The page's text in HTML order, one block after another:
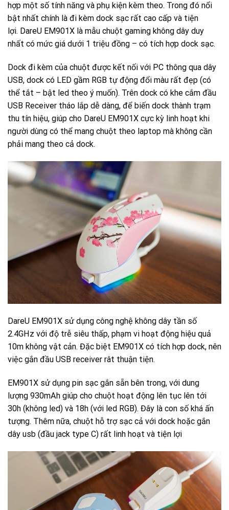
hợp một số tính năng và phụ kiện kèm theo. Trong đó nổi
bật nhất chính là đi kèm dock sạc rất cao cấp và tiện
lợi. DareU EM901X là mẫu chuột gaming không dây duy
nhất có mức giá dưới 1 triệu đồng – có tích hợp dock sạc.
Dock đi kèm của chuột được kết nối với PC thông qua dây
USB, dock có LED gầm RGB tự động đổi màu rất đẹp (có
thể tắt – bật led theo ý muốn). Trên dock có khe cắm đầu
USB Receiver tháo lắp dễ dàng, để biến dock thành trạm
thu tín hiệu, giúp cho DareU EM901X cực kỳ linh hoạt khi
người dùng có thể mang chuột theo laptop mà không cần
phải mang theo cả dock.
DareU EM901X sử dụng công nghệ không dây tần số
2.4GHz với độ trễ siêu thấp, phạm vi hoạt động hiệu quả
10m không vật cản. Đặc biệt EM901X có tích hợp dock, nên
việc gắn đầu USB receiver rât thuận tiện.
EM901X sử dụng pin sạc gắn sẵn bên trong, với dung
lượng 930mAh giúp cho chuột hoạt động lên tục lên tới
30h (không led) và 18h (với led RGB). Đây là con số khá ấn
tượng. Thêm nữa, chuột hỗ trợ sạc cả với dock hoặc gắn
dây usb (đầu jack type C) rất linh hoạt và tiện lợi